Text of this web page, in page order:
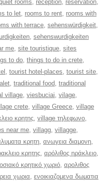
rooms, reception, reservation,
to let, rooms to rent, rooms with
with terrace, sehenswürdigkeit,
, sehenswurdigkeiten
me, site touristique, sites
to do, things to do in crete,
, tourist hotel-places, tourist site,
, traditional food, traditional
village, viesbuciai, vilage,
crete, village Greece, village
κρητης, village τηλεφωνο,
near me, villagg, villagge,
κρητη, ανωγεια διαμονη,
κρητης, αρόλιθος ηράκλειο,
κρητικό χωριό, αρολιθος
χωρια, ενοικιαζομενα δωματια